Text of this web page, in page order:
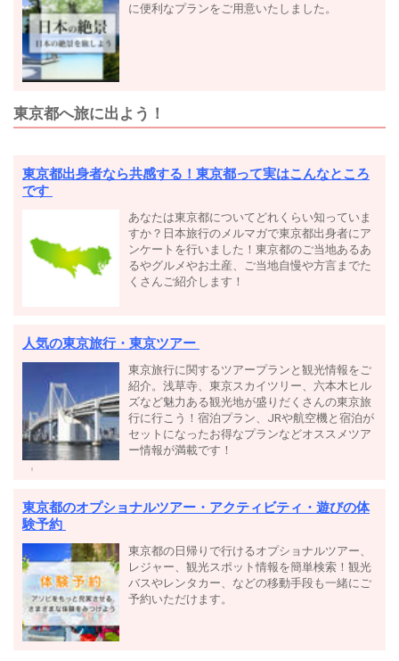
に便利なプランをご用意いたしました。
東京都へ旅に出よう！
東京都出身者なら共感する！東京都って実はこんなところ
です
あなたは東京都についてどれくらい知っていま
すか？日本旅行のメルマガで東京都出身者にア
ンケートを行いました！東京都のご当地あるあ
るやグルメやお土産、ご当地自慢や方言までた
くさんご紹介します！
人気の東京旅行・東京ツアー
東京旅行に関するツアープランと観光情報をご
紹介。浅草寺、東京スカイツリー、六本木ヒル
ズなど魅力ある観光地が盛りだくさんの東京旅
行に行こう！宿泊プラン、JRや航空機と宿泊が
セットになったお得なプランなどオススメツア
ー情報が満載です！
東京都のオプショナルツアー・アクティビティ・遊びの体
験予約
東京都の日帰りで行けるオプショナルツアー、
レジャー、観光スポット情報を簡単検索！観光
バスやレンタカー、などの移動手段も一緒にご
予約いただけます。